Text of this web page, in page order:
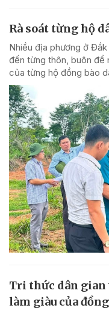
Rà soát từng hộ
Nhiều địa phương ở
đến từng thôn, buôn để
của từng hộ đồng bào
Tri thức dân gian
làm giàu của